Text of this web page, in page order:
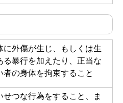
に外傷が生じ、もしくは生
る暴行を加えたり、正当な
者の身体を拘束すること
つな行為をすること、ま